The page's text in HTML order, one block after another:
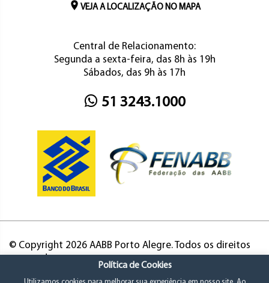
VEJA A LOCALIZAÇÃO NO MAPA
Central de Relacionamento:
Segunda a sexta-feira, das 8h às 19h
Sábados, das 9h às 17h
51 3243.1000
© Copyright 2026 AABB Porto Alegre. Todos os direitos
Política de Cookies